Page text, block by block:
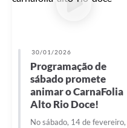
30/01/2026
Programação de
sábado promete
animar o CarnaFolia
Alto Rio Doce!
No sábado, 14 de fevereiro,